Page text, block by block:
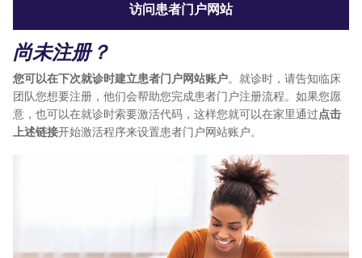
访问患者门户网站
尚未注册？
您可以在下次就诊时建立患者门户网站账户。就诊时，请告知临床
团队您想要注册，他们会帮助您完成患者门户注册流程。如果您愿
意，也可以在就诊时索要激活代码，这样您就可以在家里通过点击
上述链接开始激活程序来设置患者门户网站账户。